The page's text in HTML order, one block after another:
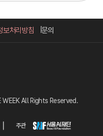
보처리방침 문의
All Rights Reserved.
주관